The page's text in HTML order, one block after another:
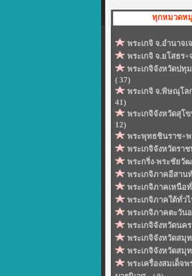
ทุกหมวดหมู่
พระเกจิ จ.อำนาจเ
พระเกจิ จ.ยโสธร
พระเกจิจังหวัดปทุ
( 37)
พระเกจิ จ.พิษณุโล
41)
พระเกจิจังหวัดสุโ
12)
พระพุทธชินราช+พ
พระเกจิจังหวัดราช
พระกริ่ง-พระชัยวัฒ
พระเกจิภาคอีสานทั่
พระเกจิภาคเหนือทั่
พระเกจิภาคใต้ทั่วไ
พระเกจิภาคตะวัน
พระเกจิจังหวัดนคร
พระเกจิจังหวัดสมุท
พระเกจิจังหวัดสมุ
พระเครื่องสมเด็จ